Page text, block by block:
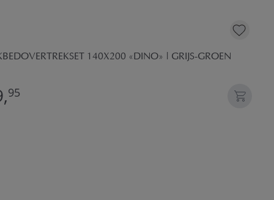
140X200 «DINO» | GRIJS-GROEN
95